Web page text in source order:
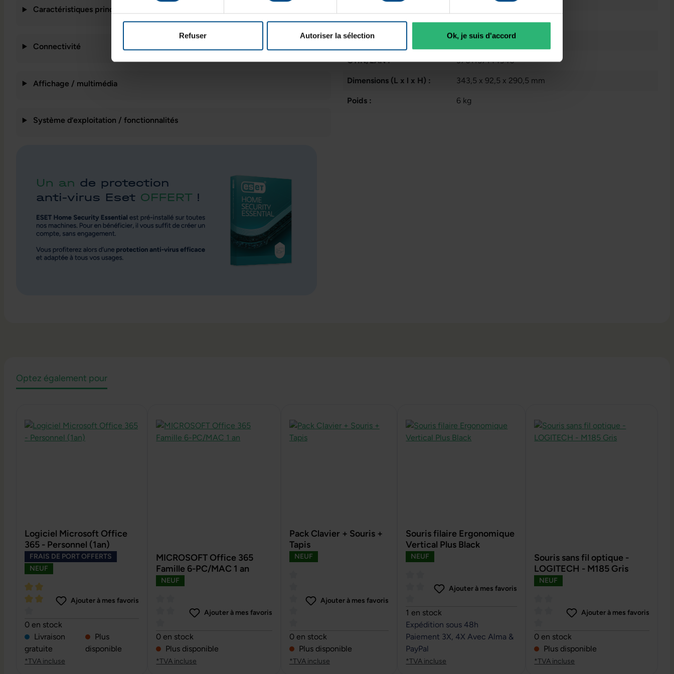
Refuser Autoriser la sélection Ok, je suis d'accord
Caractéristiques principales
Connectivité
Affichage / multimédia
Système d’exploitation / fonctionnalités
USB 3.1 Gen 1 Type A
2.0 type A
Puce graphique intégrée: Intel® UHD Graphics 630
État: Reconditionné
GTIN/EAN : 3701157144940
Dimensions (L x l x H) : 343,5 x 92,5 x 290,5 mm
Poids : 6 kg
Optez également pour
Logiciel Microsoft Office
365 - Personnel (1an)
FRAIS DE PORT OFFERTS
NEUF
Note moyenne de 4 sur 5 étoiles
Ajouter à mes favoris
0 en stock
Livraison
gratuite
Plus
disponible
*TVA incluse
MICROSOFT Office 365
Famille 6-PC/MAC 1 an
NEUF
Note moyenne de 0 sur 5 étoiles
Ajouter à mes favoris
0 en stock
Plus disponible
*TVA incluse
Pack Clavier + Souris +
Tapis
NEUF
Note moyenne de 0 sur 5 étoiles
Ajouter à mes favoris
0 en stock
Plus disponible
*TVA incluse
Souris filaire Ergonomique
Vertical Plus Black
NEUF
Note moyenne de 0 sur 5 étoiles
Ajouter à mes favoris
1 en stock
Expédition sous 48h
Paiement 3X, 4X Avec Alma &
PayPal
*TVA incluse
Souris sans fil optique -
LOGITECH - M185 Gris
NEUF
Note moyenne de 0 sur 5 étoiles
Ajouter à mes favoris
0 en stock
Plus disponible
*TVA incluse